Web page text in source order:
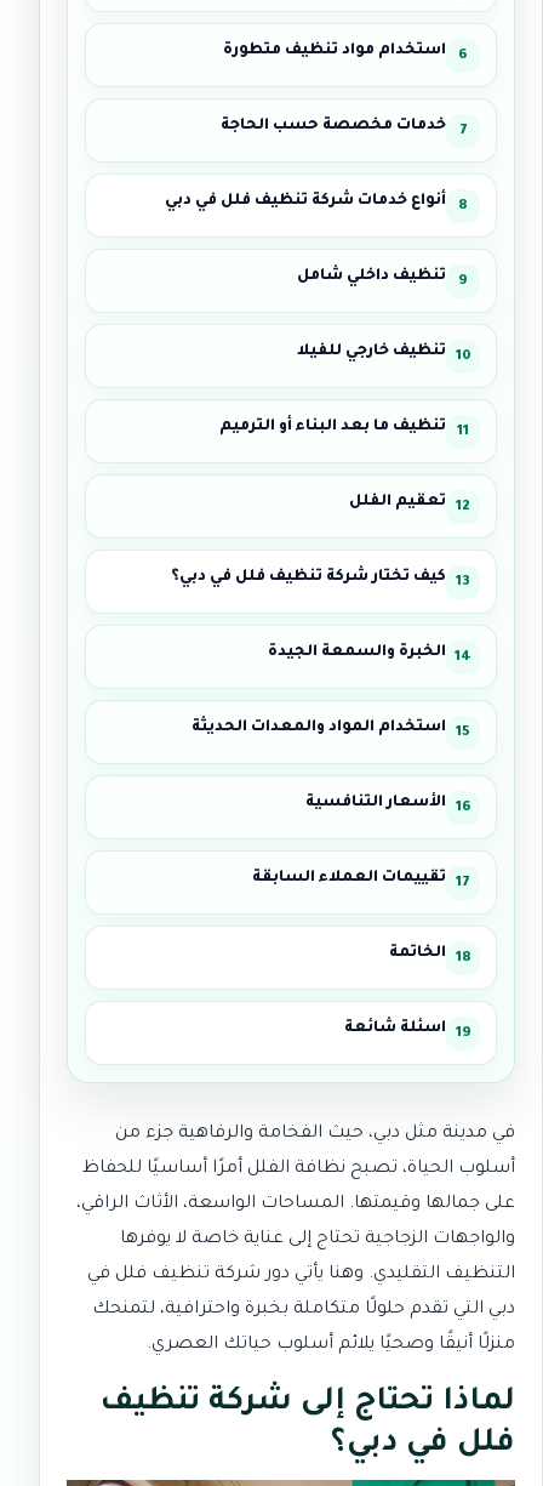
استخدام مواد تنظيف متطورة
خدمات مخصصة حسب الحاجة
أنواع خدمات شركة تنظيف فلل في دبي
تنظيف داخلي شامل
تنظيف خارجي للفيلا
تنظيف ما بعد البناء أو الترميم
تعقيم الفلل
كيف تختار شركة تنظيف فلل في دبي؟
الخبرة والسمعة الجيدة
استخدام المواد والمعدات الحديثة
الأسعار التنافسية
تقييمات العملاء السابقة
الخاتمة
اسئلة شائعة
في مدينة مثل دبي، حيث الفخامة والرفاهية جزء من
أسلوب الحياة، تصبح نظافة الفلل أمرًا أساسيًا للحفاظ
على جمالها وقيمتها. المساحات الواسعة، الأثاث الراقي،
والواجهات الزجاجية تحتاج إلى عناية خاصة لا يوفرها
التنظيف التقليدي. وهنا يأتي دور شركة تنظيف فلل في
دبي التي تقدم حلولًا متكاملة بخبرة واحترافية، لتمنحك
منزلًا أنيقًا وصحيًا يلائم أسلوب حياتك العصري.
لماذا تحتاج إلى شركة تنظيف
فلل في دبي؟